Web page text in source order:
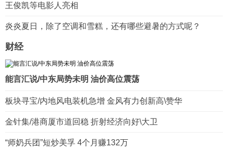
王俊凯等电影人亮相
炎炎夏日，除了空调和雪糕，还有哪些避暑的方式呢？
财经
能言汇说/中东局势未明 油价高位震荡
板块寻宝/内地风电装机急增 金风有力创新高\赞华
金针集/港商厦市道回稳 折射经济向好\大卫
“师奶兵团”短炒美孚 4个月赚132万